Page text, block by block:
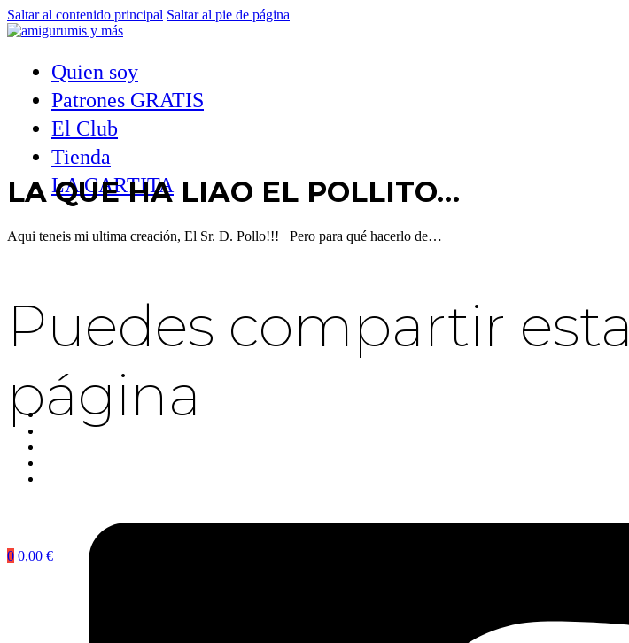
Saltar al contenido principal Saltar al pie de página
Quien soy
Patrones GRATIS
El Club
Tienda
LA CARTITA
0 0,00 €
LA QUE HA LIAO EL POLLITO…
Aqui teneis mi ultima creación, El Sr. D. Pollo!!! Pero para qué hacerlo de…
Puedes compartir esta
página